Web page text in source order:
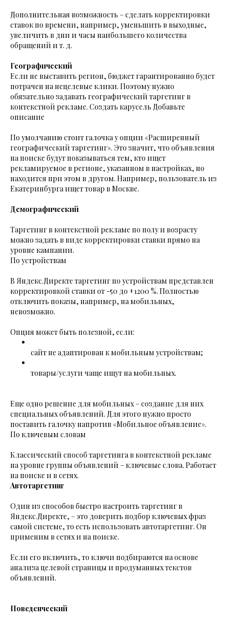
Дополнительная возможность – сделать корректировки
ставок по времени, например, уменьшить в выходные,
увеличить в дни и часы наибольшего количества
обращений и т. д.
Географический
Если не выставить регион, бюджет гарантированно будет
потрачен на нецелевые клики. Поэтому нужно
обязательно задавать географический таргетинг в
контекстной рекламе. Создать карусель Добавьте
описание
По умолчанию стоит галочка у опции «Расширенный
географический таргетинг». Это значит, что объявления
на поиске будут показываться тем, кто ищет
рекламируемое в регионе, указанном в настройках, но
находится при этом в другом. Например, пользователь из
Екатеринбурга ищет товар в Москве.
Демографический
Таргетинг в контекстной рекламе по полу и возрасту
можно задать в виде корректировки ставки прямо на
уровне кампании.
По устройствам
В Яндекс.Директе таргетинг по устройствам представлен
корректировкой ставки от -50 до +1200 %. Полностью
отключить показы, например, на мобильных,
невозможно.
Опция может быть полезной, если:
сайт не адаптирован к мобильным устройствам;
товары/услуги чаще ищут на мобильных.
Еще одно решение для мобильных – создание для них
специальных объявлений. Для этого нужно просто
поставить галочку напротив «Мобильное объявление».
По ключевым словам
Классический способ таргетинга в контекстной рекламе
на уровне группы объявлений – ключевые слова. Работает
на поиске и в сетях.
Автотаргетинг
Один из способов быстро настроить таргетинг в
Яндекс.Директе, – это доверить подбор ключевых фраз
самой системе, то есть использовать автотаргетинг. Он
применим в сетях и на поиске.
Если его включить, то ключи подбираются на основе
анализа целевой страницы и продуманных текстов
объявлений.
Поведенческий